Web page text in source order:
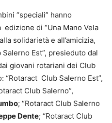
“speciali” hanno
di “Una Mano Vela
solidarietà e all’amicizia,
Est”, presieduto dal
giovani rotariani dei Club
“Rotaract Club Salerno Est”,
Club Salerno”,
; “Rotaract Club Salerno
Dente; “Rotaract Club